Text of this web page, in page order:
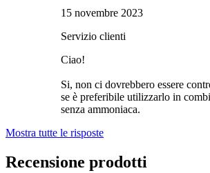
15 novembre 2023
Servizio clienti
Ciao!
Si, non ci dovrebbero essere
se è preferibile utilizzarlo in
senza ammoniaca.
Mostra tutte le risposte
Recensione prodotti